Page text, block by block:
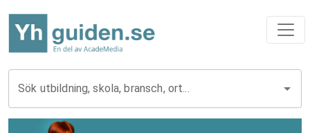
Sök utbildning, skola, bransch, ort...